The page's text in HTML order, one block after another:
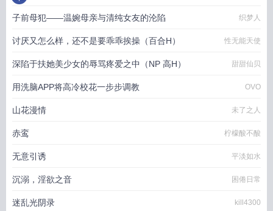
子前母犯——温婉母亲与清纯女友的沦陷 织梦人
讨厌又怎么样，还不是要乖乖挨操（百合H） 性无能天使
深陷于扶她美少女的辱骂疼爱之中（NP 高H） 甜甜仙贝
用洗脑APP将高冷校花一步步调教 OVO
山花漫情 未了之人
赤鸾 柠檬酸不酸
无意引诱 平淡如水
沉溺，淫欲之音 困倦日常
迷乱光阴录 kill4300